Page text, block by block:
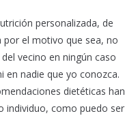
personalizada, de
por el motivo que sea, no
vecino en ningún caso
en nadie que yo conozca.
dietéticas han
individuo, como puedo ser